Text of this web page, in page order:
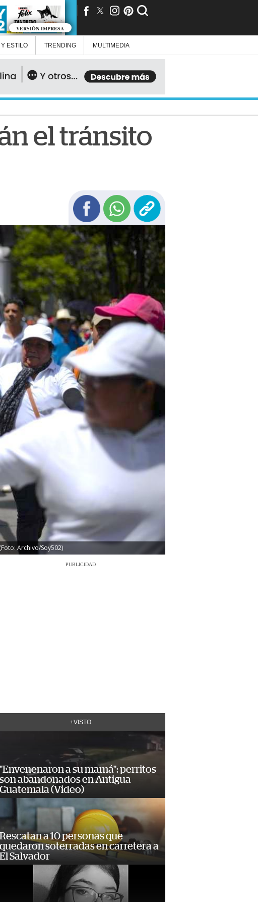
VERSIÓN IMPRESA
ESTILO TRENDING MULTIMEDIA
el tránsito
Archivo/Soy502)
PUBLICIDAD
+VISTO
"Envenenaron a su mamá": perritos
son abandonados en Antigua
Guatemala (Video)
Rescatan a 10 personas que
quedaron soterradas en carretera a
Salvador